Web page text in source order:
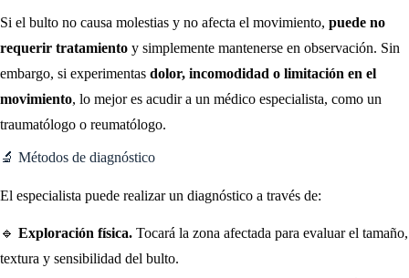
Si el bulto no causa molestias y no afecta el movimiento, puede no
requerir tratamiento y simplemente mantenerse en observación. Sin
embargo, si experimentas dolor, incomodidad o limitación en el
movimiento, lo mejor es acudir a un médico especialista, como un
traumatólogo o reumatólogo.
🔬 Métodos de diagnóstico
El especialista puede realizar un diagnóstico a través de:
🔹 Exploración física. Tocará la zona afectada para evaluar el tamaño,
textura y sensibilidad del bulto.